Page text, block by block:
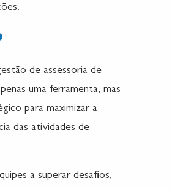
de assessoria de
uma ferramenta, mas
para maximizar a
das atividades de
a superar desafios,